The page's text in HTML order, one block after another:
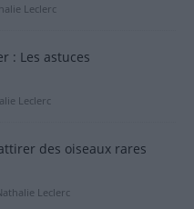
Leclerc
: Les astuces
Leclerc
des oiseaux rares
Leclerc